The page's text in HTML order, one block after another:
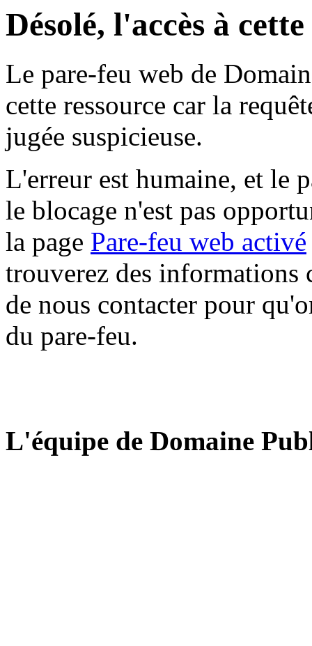
Désolé, l'accès à
Le pare-feu web de
cette ressource car la
jugée suspicieuse.
L'erreur est humaine, et le
le blocage n'est pas
la page Pare-feu web activé
trouverez des informations
de nous contacter pour
du pare-feu.
L'équipe de Domaine